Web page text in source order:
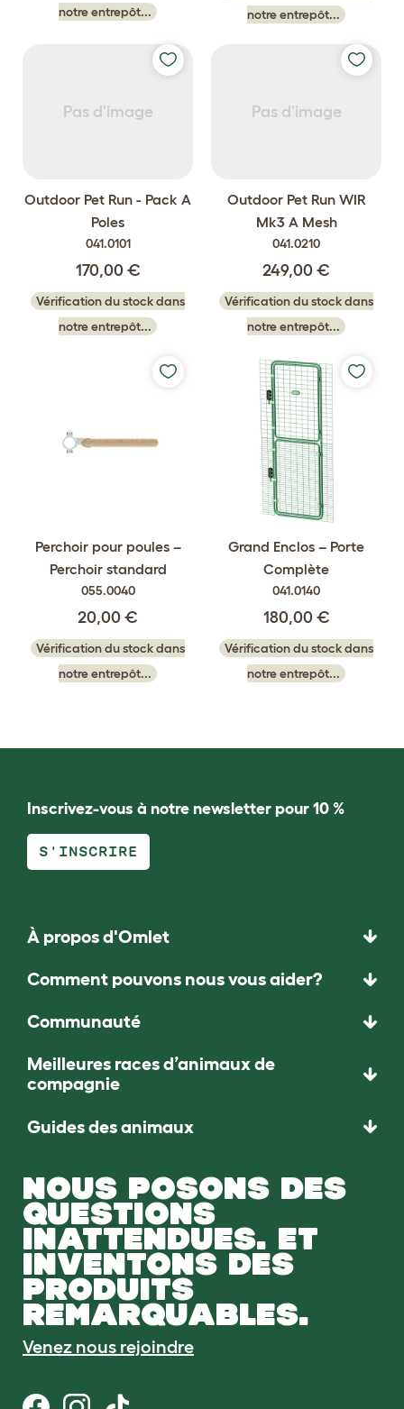
notre entrepôt...
notre entrepôt...
Pas d'image
Outdoor Pet Run - Pack A
Poles
041.0101
170,00 €
Vérification du stock dans
notre entrepôt...
Pas d'image
Outdoor Pet Run WIR
Mk3 A Mesh
041.0210
249,00 €
Vérification du stock dans
notre entrepôt...
Perchoir pour poules –
Perchoir standard
055.0040
20,00 €
Vérification du stock dans
notre entrepôt...
Grand Enclos – Porte
Complète
041.0140
180,00 €
Vérification du stock dans
notre entrepôt...
Inscrivez-vous à notre newsletter pour 10 %
S'INSCRIRE
À propos d'Omlet
Comment pouvons nous vous aider?
Communauté
Meilleures races d’animaux de
compagnie
Guides des animaux
NOUS POSONS DES
QUESTIONS
INATTENDUES. ET
INVENTONS DES
PRODUITS
REMARQUABLES.
Venez nous rejoindre